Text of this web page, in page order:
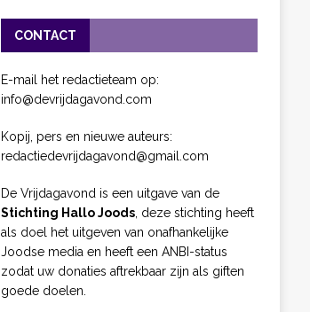
CONTACT
E-mail het redactieteam op:
info@devrijdagavond.com
Kopij, pers en nieuwe auteurs:
redactiedevrijdagavond@gmail.com
De Vrijdagavond is een uitgave van de
Stichting Hallo Joods, deze stichting heeft
als doel het uitgeven van onafhankelijke
Joodse media en heeft een ANBI-status
zodat uw donaties aftrekbaar zijn als giften
goede doelen.